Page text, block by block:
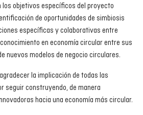
los objetivos específicos del proyecto
de oportunidades de simbiosis
específicas y colaborativas entre
en economía circular entre sus
nuevos modelos de negocio circulares.
la implicación de todas las
seguir construyendo, de manera
hacia una economía más circular.